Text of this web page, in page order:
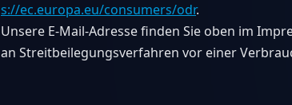
s://ec.europa.eu/consumers/odr.
Unsere E-Mail-Adresse finden Sie oben im
an Streitbeilegungsverfahren vor einer